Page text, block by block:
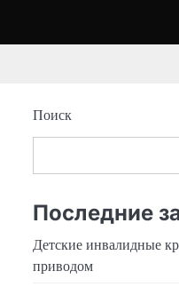
Поиск
Последние
Детские инвалидные
приводом